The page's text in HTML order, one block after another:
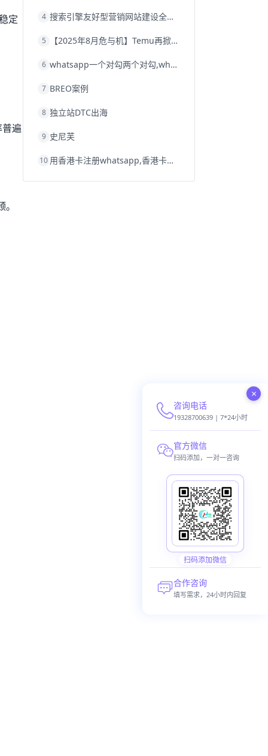
定
普遍
跨境电商结算浙江跨境电商
跨境电商优势跨境电商的优势seo运营
whatsapp群发
4 搜索引擎友好型营销网站建设全攻略
5 【2025年8月危与机】Temu再掀封店风暴，独立站才是跨境卖家的避险通道
6 whatsapp一个对勾两个对勾,whatsapp对勾代表什么意思
7 BREO案例
8 独立站DTC出海
9 史尼芙
10 用香港卡注册whatsapp,香港卡不能注册whatsapp
×
咨询电话
19328700639 | 7*24小时
官方微信
扫码添加，一对一咨询
扫码添加微信
合作咨询
填写需求，24小时内回复